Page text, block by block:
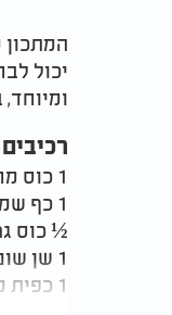
יכול
רכיבים
1 כוס מחית דלעת משימורים או 650 גרם דלעת טרייה
1 כף שמן זית ועוד מעט לשימון התבנית
½ כוס
1 שן שום פרוסה
1 כפית מלח